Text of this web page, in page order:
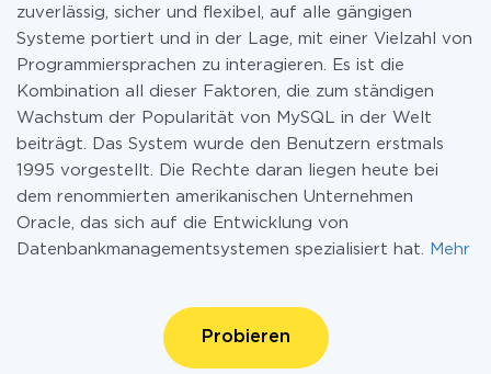
zuverlässig, sicher und flexibel, auf alle gängigen
Systeme portiert und in der Lage, mit einer Vielzahl von
Programmiersprachen zu interagieren. Es ist die
Kombination all dieser Faktoren, die zum ständigen
Wachstum der Popularität von MySQL in der Welt
beiträgt. Das System wurde den Benutzern erstmals
1995 vorgestellt. Die Rechte daran liegen heute bei
dem renommierten amerikanischen Unternehmen
Oracle, das sich auf die Entwicklung von
Datenbankmanagementsystemen spezialisiert hat.
Mehr
Probieren